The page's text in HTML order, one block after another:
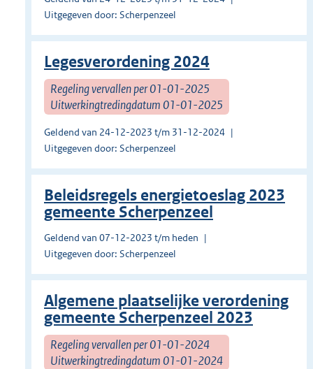
Uitgegeven door: Scherpenzeel
Legesverordening 2024
Regeling vervallen per 01-01-2025
Uitwerkingtredingdatum 01-01-2025
Geldend van 24-12-2023 t/m 31-12-2024
Uitgegeven door: Scherpenzeel
Beleidsregels energietoeslag 2023
gemeente Scherpenzeel
Geldend van 07-12-2023 t/m heden
Uitgegeven door: Scherpenzeel
Algemene plaatselijke verordening
gemeente Scherpenzeel 2023
Regeling vervallen per 01-01-2024
Uitwerkingtredingdatum 01-01-2024